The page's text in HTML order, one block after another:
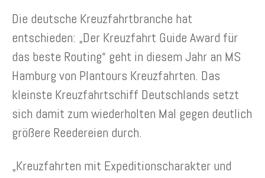
Die deutsche Kreuzfahrtbranche hat
entschieden: „Der Kreuzfahrt Guide Award für
das beste Routing“ geht in diesem Jahr an MS
Hamburg von Plantours Kreuzfahrten. Das
kleinste Kreuzfahrtschiff Deutschlands setzt
sich damit zum wiederholten Mal gegen deutlich
größere Reedereien durch.
„Kreuzfahrten mit Expeditionscharakter und